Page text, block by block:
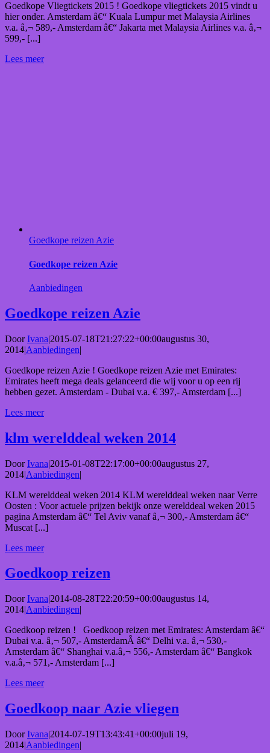
Goedkope Vliegtickets 2015 ! Goedkope vliegtickets 2015 vindt u
hier onder. Amsterdam â€“ Kuala Lumpur met Malaysia Airlines
v.a. â‚¬ 589,- Amsterdam â€“ Jakarta met Malaysia Airlines v.a. â‚¬
599,- [...]
Lees meer
Goedkope reizen Azie
Goedkope reizen Azie
Aanbiedingen
Goedkope reizen Azie
DoorIvana|2015-07-18T21:27:22+00:00augustus 30,
2014|Aanbiedingen|
Goedkope reizen Azie ! Goedkope reizen Azie met Emirates:
Emirates heeft mega deals gelanceerd die wij voor u op een rij
hebben gezet. Amsterdam - Dubai v.a. € 397,- Amsterdam [...]
Lees meer
klm werelddeal weken 2014
DoorIvana|2015-01-08T22:17:00+00:00augustus 27,
2014|Aanbiedingen|
KLM werelddeal weken 2014 KLM werelddeal weken naar Verre
Oosten : Voor actuele prijzen bekijk onze werelddeal weken 2015
pagina Amsterdam â€“ Tel Aviv vanaf â‚¬ 300,- Amsterdam â€“
Muscat [...]
Lees meer
Goedkoop reizen
DoorIvana|2014-08-28T22:20:59+00:00augustus 14,
2014|Aanbiedingen|
Goedkoop reizen ! Goedkoop reizen met Emirates: Amsterdam â€“
Dubai v.a. â‚¬ 507,- AmsterdamÂ â€“ Delhi v.a. â‚¬ 530,-
Amsterdam â€“ Shanghai v.a.â‚¬ 556,- Amsterdam â€“ Bangkok
v.a.â‚¬ 571,- Amsterdam [...]
Lees meer
Goedkoop naar Azie vliegen
DoorIvana|2014-07-19T13:43:41+00:00juli 19,
2014|Aanbiedingen|